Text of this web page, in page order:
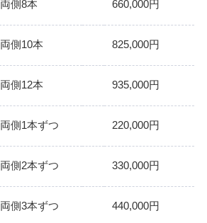
両側8本 660,000円
両側10本 825,000円
両側12本 935,000円
両側1本ずつ 220,000円
両側2本ずつ 330,000円
両側3本ずつ 440,000円